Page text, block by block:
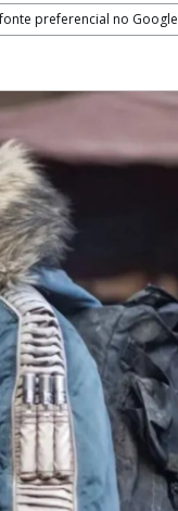
preferencial no Google